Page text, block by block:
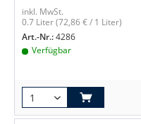
inkl. MwSt.
0.7 Liter(72,86 € / 1 Liter)
Art.-Nr.:4286
Verfügbar